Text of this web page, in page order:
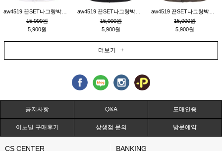
15,000원
5,900원
15,000원
5,900원
15,000원
5,900원
더보기 +
공지사항 Q&A 도매인증
이노빌 구매후기 상생점 문의 방문예약
CS CENTER BANKING